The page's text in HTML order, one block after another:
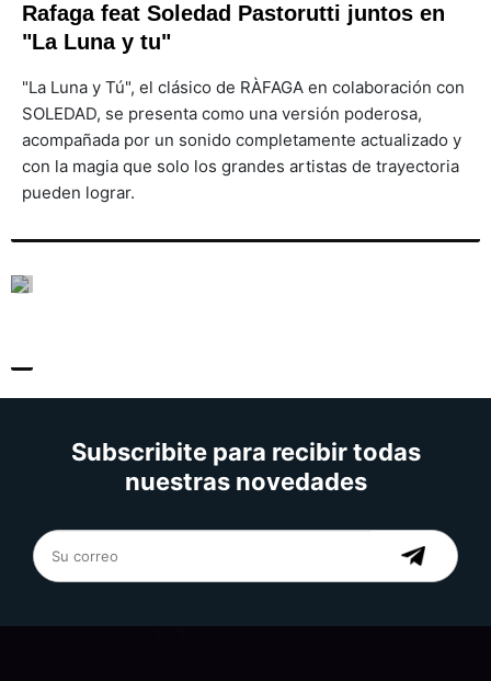
Rafaga feat Soledad Pastorutti juntos en
"La Luna y tu"
"La Luna y Tú", el clásico de RÀFAGA en colaboración con
SOLEDAD, se presenta como una versión poderosa,
acompañada por un sonido completamente actualizado y
con la magia que solo los grandes artistas de trayectoria
pueden lograr.
Subscribite para recibir todas
nuestras novedades